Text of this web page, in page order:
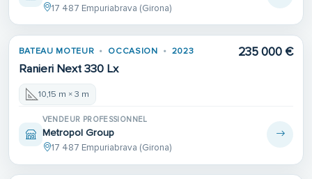
17 487 Empuriabrava (Girona)
BATEAU MOTEUR OCCASION 2023
Ranieri Next 330 Lx
235 000 €
10,15 m × 3 m
VENDEUR PROFESSIONNEL
Metropol Group
17 487 Empuriabrava (Girona)